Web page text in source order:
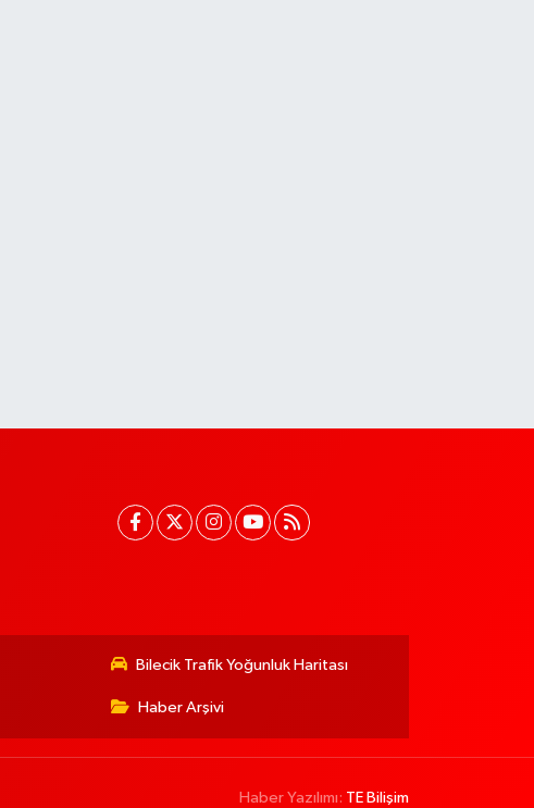
Bilecik Trafik Yoğunluk Haritası
Haber Arşivi
Haber Yazılımı: TE Bilişim